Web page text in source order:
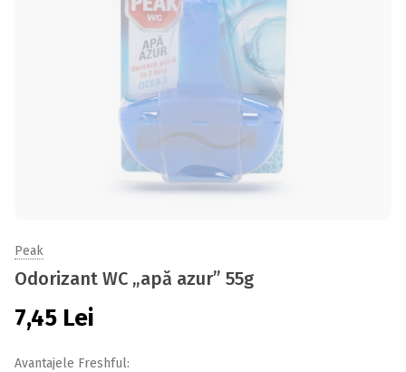
Peak
Odorizant WC „apă azur” 55g
7,45 Lei
Avantajele Freshful: